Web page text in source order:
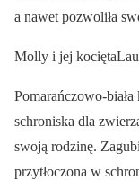
a nawet pozwoliła
Molly i jej
Pomarańczowo-
schroniska dla
swoją rodzinę.
przytłoczona w